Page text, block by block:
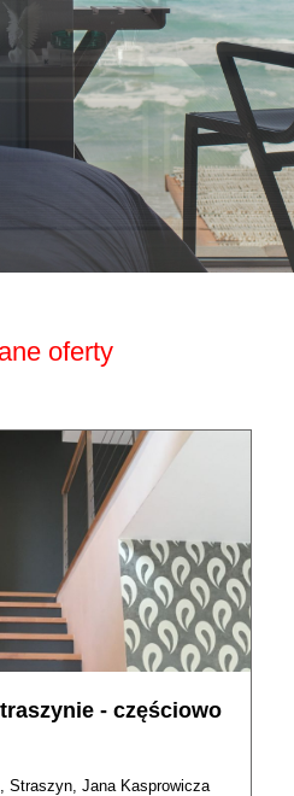
oferty
- częściowo
Straszyn, Jana Kasprowicza